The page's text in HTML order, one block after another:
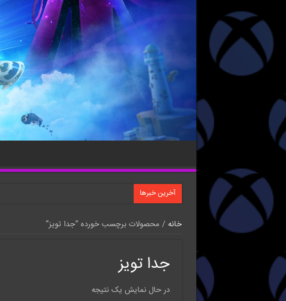
آخرین خبرها
خانه / محصولات برچسب خورده “جدا تویز”
جدا تویز
در حال نمایش یک نتیجه